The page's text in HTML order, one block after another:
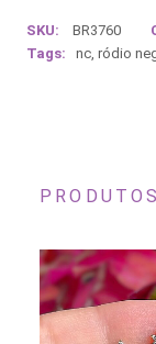
SKU: BR3760
Tags:
nc, ródio